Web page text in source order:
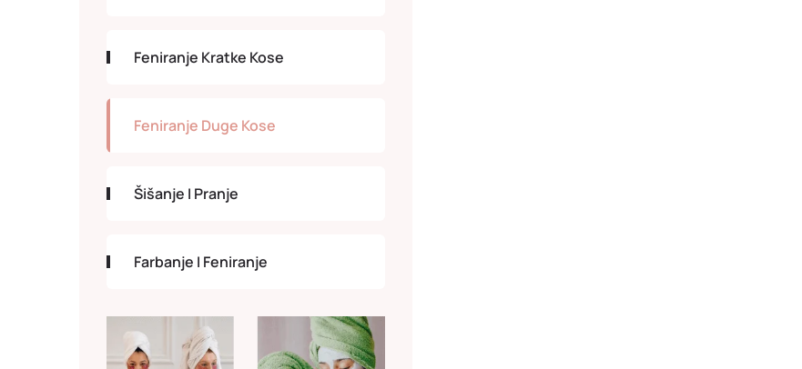
Feniranje Kratke Kose
Feniranje Duge Kose
Šišanje I Pranje
Farbanje I Feniranje